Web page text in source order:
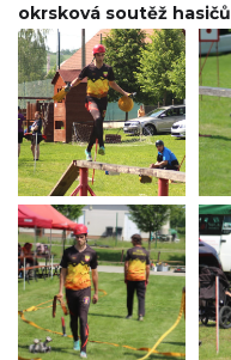
okrsková soutěž hasičů